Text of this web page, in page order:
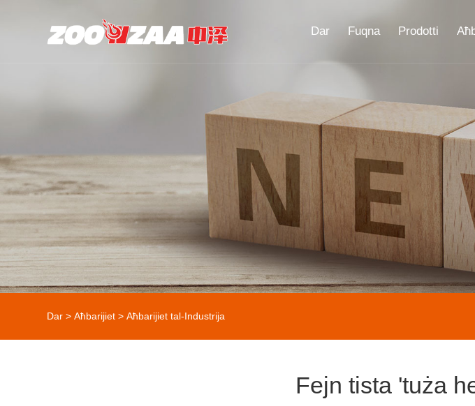
Dar Fuqna Prodotti
Dar > Aħbarijiet >Aħbarijiet tal-Industrija
Fejn tista 'tuża